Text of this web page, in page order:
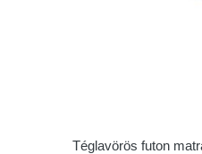
Téglavörös futon